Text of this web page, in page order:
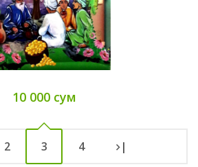
10 000 сум
2 3 4 |